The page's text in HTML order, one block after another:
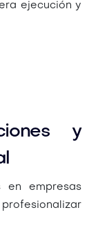
ejecución y
y
en empresas